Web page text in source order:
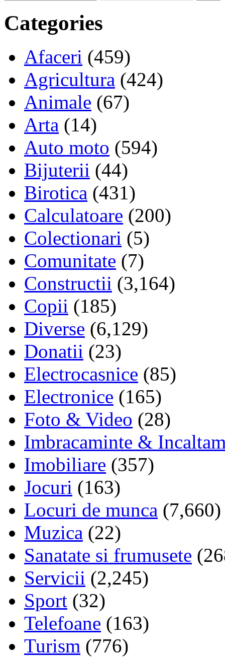
Categories
Afaceri (459)
Agricultura (424)
Animale (67)
Arta (14)
Auto moto (594)
Bijuterii (44)
Birotica (431)
Calculatoare (200)
Colectionari (5)
Comunitate (7)
Constructii (3,164)
Copii (185)
Diverse (6,129)
Donatii (23)
Electrocasnice (85)
Electronice (165)
Foto & Video (28)
Imbracaminte &
Imobiliare (357)
Jocuri (163)
Locuri de munca (7,660)
Muzica (22)
Sanatate si frumusete
Servicii (2,245)
Sport (32)
Telefoane (163)
Turism (776)